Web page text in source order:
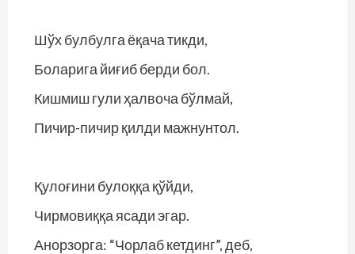
Шўх булбулга ёқача тикди,
Боларига йиғиб берди бол.
Кишмиш гули ҳалвоча бўлмай,
Пичир-пичир қилди мажнунтол.
Қулоғини булоққа қўйди,
Чирмовиққа ясади эгар.
Анорзорга: “Чорлаб кетдинг”, деб,